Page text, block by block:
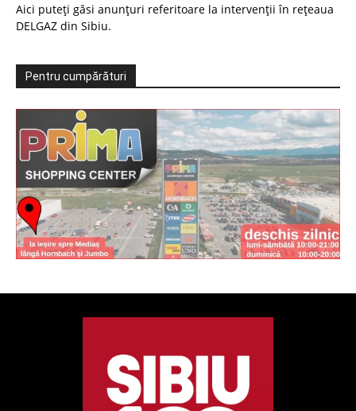
Aici puteți găsi anunțuri referitoare la intervenții în rețeaua
DELGAZ din Sibiu.
Pentru cumpărături